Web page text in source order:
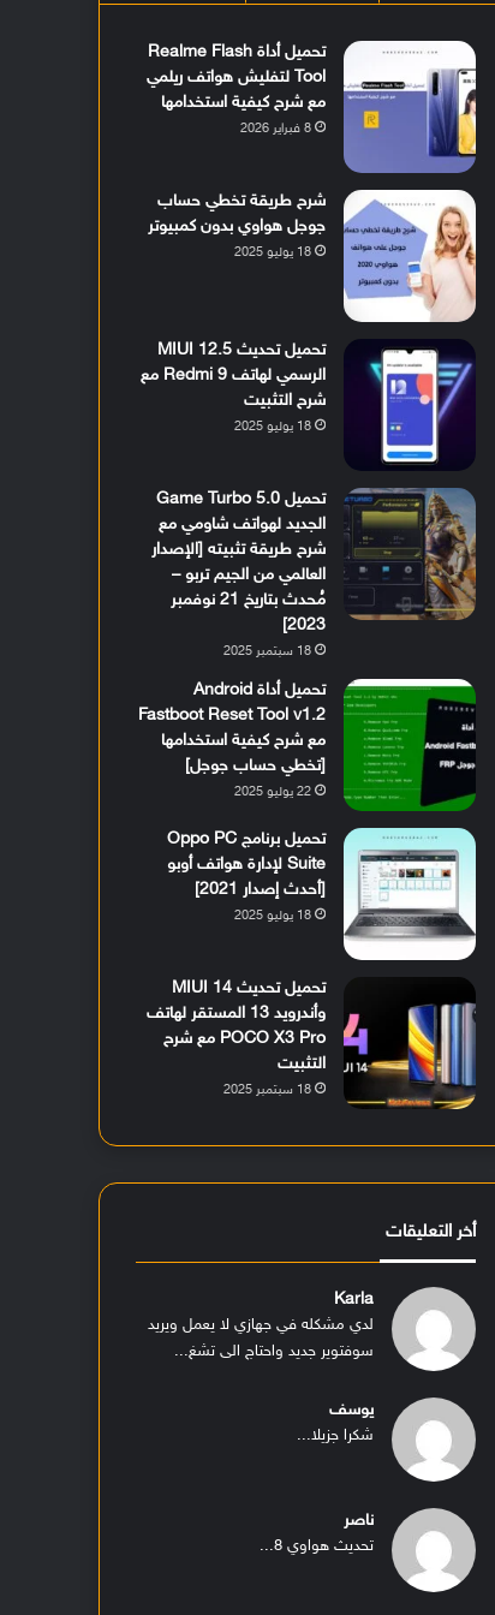
تحميل أداة Realme Flash
Tool لتفليش هواتف ريلمي
مع شرح كيفية استخدامها
8 فبراير 2026
شرح طريقة تخطي حساب
جوجل هواوي بدون كمبيوتر
18 يوليو 2025
تحميل تحديث MIUI 12.5
الرسمي لهاتف Redmi 9 مع
شرح التثبيت
18 يوليو 2025
تحميل Game Turbo 5.0
الجديد لهواتف شاومي مع
شرح طريقة تثبيته [الإصدار
العالمي من الجيم تربو –
مُحدث بتاريخ 21 نوفمبر
2023]
18 سبتمبر 2025
تحميل أداة Android
Fastboot Reset Tool v1.2
مع شرح كيفية استخدامها
[تخطي حساب جوجل]
22 يوليو 2025
تحميل برنامج Oppo PC
Suite لإدارة هواتف أوبو
[أحدث إصدار 2021]
18 يوليو 2025
تحميل تحديث MIUI 14
وأندرويد 13 المستقر لهاتف
POCO X3 Pro مع شرح
التثبيت
18 سبتمبر 2025
أخر التعليقات
Karla
لدي مشكله في جهازي لا يعمل ويريد
سوفتوير جديد واحتاج الى تشغ...
يوسف
شكرا جزيلا...
ناصر
تحديث هواوي 8...